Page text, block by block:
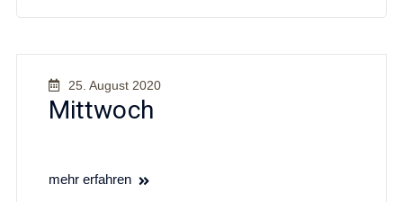
25. August 2020
Mittwoch
mehr erfahren